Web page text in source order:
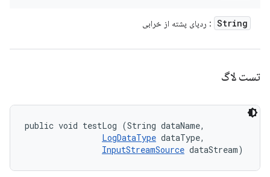
String : ردپای پشته از خرابی
تست لاگ
public void testLog (String dataName,
LogDataType dataType,
InputStreamSource dataStream)